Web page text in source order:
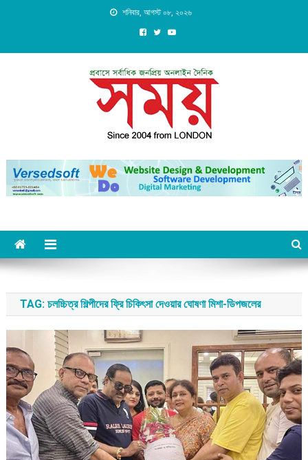
শনিবার, আগস্ট ০৮, ২০২৬
Daily Shomoy, Since 2004
from LONDON
TAG: চলচ্চিত্র শিল্পীদের ফ্রি চিকিৎসা দেওয়ার ঘোষণা মিশা-ডিপজলের